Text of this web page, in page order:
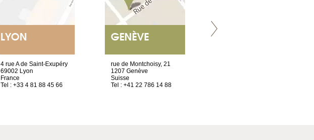
LYON
4 rue A de Saint-Exupéry
69002 Lyon
France
Tel : +33 4 81 88 45 66
GENÈVE
rue de Montchoisy, 21
1207 Genève
Suisse
Tel : +41 22 786 14 88